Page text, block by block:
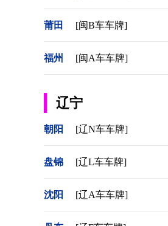
莆田 [闽B车车牌]
福州 [闽A车车牌]
辽宁
朝阳 [辽N车车牌]
盘锦 [辽L车车牌]
沈阳 [辽A车车牌]